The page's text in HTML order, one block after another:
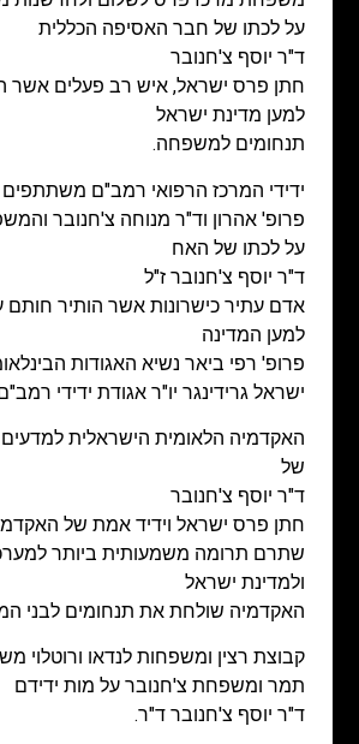
על לכתו של חבר האסיפה הכללית
ד"ר יוסף צ'חנובר
חתן פרס ישראל, איש רב פעלים אשר
למען מדינת ישראל
תנחומים למשפחה.
ידידי המרכז הרפואי רמב"ם
פרופ' אהרון וד"ר מנוחה צ'חנובר
על לכתו של האח
ד"ר יוסף צ'חנובר ז"ל
אדם עתיר כישרונות אשר הותיר חותם
למען המדינה
פרופ' רפי ביאר נשיא האגודות
ישראל גרידינגר יו"ר אגודת ידידי
האקדמיה הלאומית הישראלית
של
ד"ר יוסף צ'חנובר
חתן פרס ישראל וידיד אמת של
שתרם תרומה משמעותית ביותר
ולמדינת ישראל
האקדמיה שולחת את תנחומים לבני
קבוצת רצין ומשפחות לנדאו ורוטלוי
תמר ומשפחת צ'חנובר על מות ידידם
ד"ר יוסף צ'חנובר ד"ר.